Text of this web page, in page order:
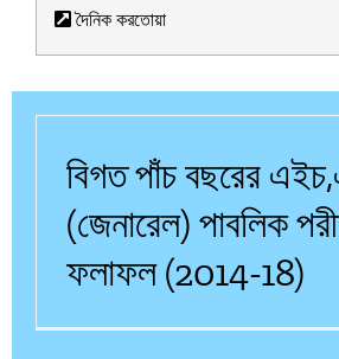
বিগত পাঁচ বছরের
(জেনারেল) পাবলিক
ফলাফল (2014-18)
দৈনিক করতোয়া